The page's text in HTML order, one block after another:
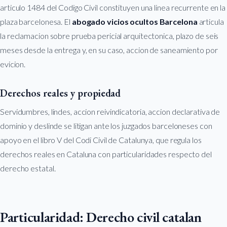
articulo 1484 del Codigo Civil constituyen una linea recurrente en la
plaza barcelonesa. El abogado vicios ocultos Barcelona articula
la reclamacion sobre prueba pericial arquitectonica, plazo de seis
meses desde la entrega y, en su caso, accion de saneamiento por
evicion.
Derechos reales y propiedad
Servidumbres, lindes, accion reivindicatoria, accion declarativa de
dominio y deslinde se litigan ante los juzgados barceloneses con
apoyo en el libro V del Codi Civil de Catalunya, que regula los
derechos reales en Cataluna con particularidades respecto del
derecho estatal.
Particularidad: Derecho civil catalan